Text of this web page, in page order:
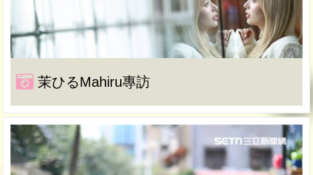
茉ひるMahiru專訪